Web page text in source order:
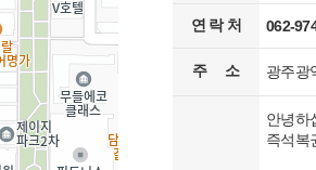
연 락 처 062-
주 소 광주광
안녕하
즉석복